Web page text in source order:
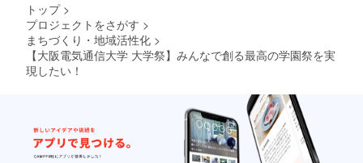
トップ >
プロジェクトをさがす >
まちづくり・地域活性化 >
【大阪電気通信大学 大学祭】みんなで創る最高の学園祭を実
現したい！